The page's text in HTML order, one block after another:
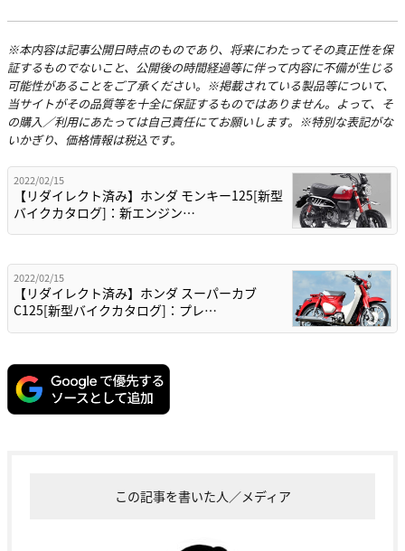
※本内容は記事公開日時点のものであり、将来にわたってその真正性を保
証するものでないこと、公開後の時間経過等に伴って内容に不備が生じる
可能性があることをご了承ください。※掲載されている製品等について、
当サイトがその品質等を十全に保証するものではありません。よって、そ
の購入／利用にあたっては自己責任にてお願いします。※特別な表記がな
いかぎり、価格情報は税込です。
2022/02/15
【リダイレクト済み】ホンダ モンキー125[新型
バイクカタログ]：新エンジン…
2022/02/15
【リダイレクト済み】ホンダ スーパーカブ
C125[新型バイクカタログ]：プレ…
この記事を書いた人／メディア